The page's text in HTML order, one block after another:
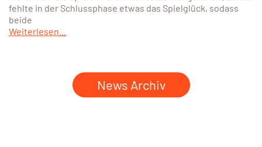
fehlte in der Schlussphase etwas das Spielglück, sodass
beide
Weiterlesen...
News Archiv